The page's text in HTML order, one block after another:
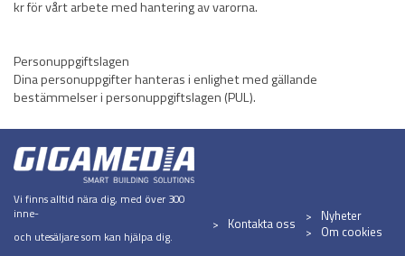
kr för vårt arbete med hantering av varorna.
Personuppgiftslagen
Dina personuppgifter hanteras i enlighet med gällande
bestämmelser i personuppgiftslagen (PUL).
Vi finns alltid nära dig, med över 300
inne-
och utesäljare som kan hjälpa dig.
Kontakta oss
Nyheter
Om cookies